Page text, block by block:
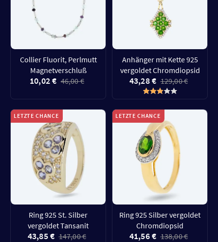
Collier Fluorit, Perlmutt
Magnetverschluß
10,02 € 46,00 €
Anhänger mit Kette 925
vergoldet Chromdiopsid
43,28 € 129,00 €
LETZTE CHANCE
Ring 925 St. Silber
vergoldet Tansanit
43,85 € 147,00 €
LETZTE CHANCE
Ring 925 Silber vergoldet
Chromdiopsid
41,56 € 138,00 €